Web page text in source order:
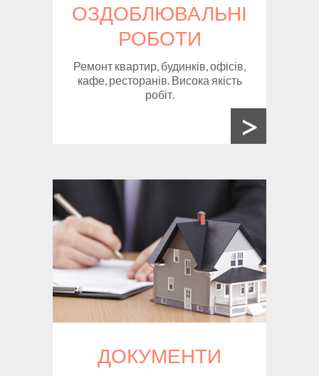
ОЗДОБЛЮВАЛЬНІ
РОБОТИ
Ремонт квартир, будинків, офісів,
кафе, ресторанів. Висока якість
робіт.
>
ДОКУМЕНТИ